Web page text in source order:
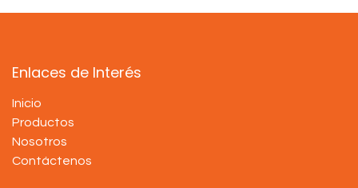
Enlaces de Interés
Inicio
Productos
Nosotros
Contáctenos